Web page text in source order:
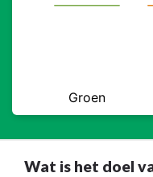
Wat is het doel